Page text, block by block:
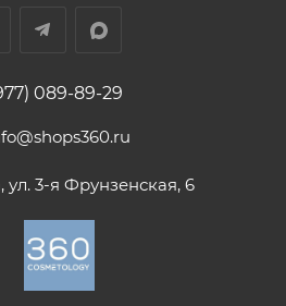
089-89-29
ул. 3-я Фрунзенская, 6